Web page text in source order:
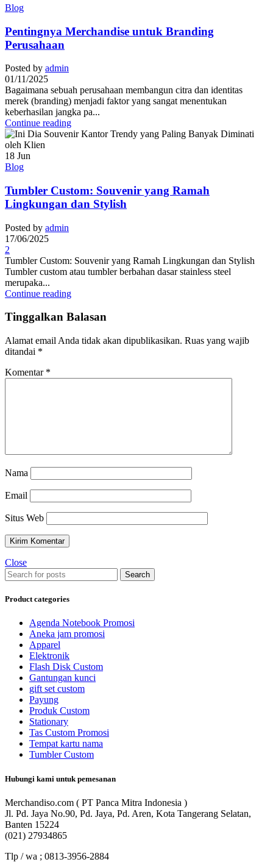
Blog
Pentingnya Merchandise untuk Branding
Perusahaan
Posted by admin
01/11/2025
Bagaimana sebuah perusahaan membangun citra dan identitas
merek (branding) menjadi faktor yang sangat menentukan
keberhasilan jangka pa...
Continue reading
18 Jun
Blog
Tumbler Custom: Souvenir yang Ramah
Lingkungan dan Stylish
Posted by admin
17/06/2025
2
Tumbler Custom: Souvenir yang Ramah Lingkungan dan Stylish
Tumbler custom atau tumbler berbahan dasar stainless steel
merupaka...
Continue reading
Tinggalkan Balasan
Alamat email Anda tidak akan dipublikasikan. Ruas yang wajib
ditandai *
Komentar *
Nama
Email
Situs Web
Close
Search
Product categories
Agenda Notebook Promosi
Aneka jam promosi
Apparel
Elektronik
Flash Disk Custom
Gantungan kunci
gift set custom
Payung
Produk Custom
Stationary
Tas Custom Promosi
Tempat kartu nama
Tumbler Custom
Hubungi kami untuk pemesanan
Merchandiso.com ( PT Panca Mitra Indonesia )
Jl. Pd. Jaya No.90, Pd. Jaya, Pd. Aren, Kota Tangerang Selatan,
Banten 15224
(021) 27934865
Tlp / wa ; 0813-3956-2884